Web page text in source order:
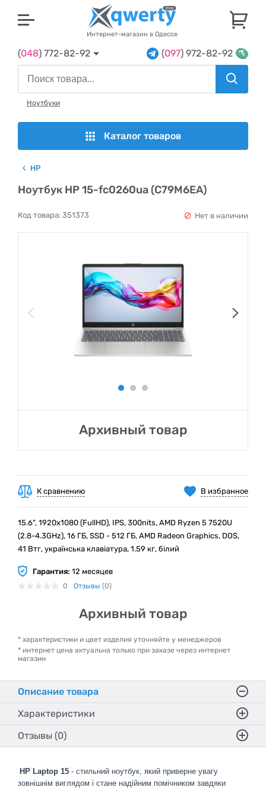
Интернет-магазин в Одессе
(048) 772-82-92 (097) 972-82-92
Ноутбуки
Каталог товаров
HP
Ноутбук HP 15-fc0260ua (C79M6EA)
Код товара: 351373 Нет в наличии
Архивный товар
В избранное
К сравнению
15.6", 1920х1080 (FullHD), IPS, 300nits, AMD Ryzen 5 7520U
(2.8-4.3GHz), 16 ГБ, SSD - 512 ГБ, AMD Radeon Graphics, DOS,
41 Втг, українська клавіатура, 1.59 кг, білий
Гарантия: 12 месяцев
0 Отзывы (0)
Архивный товар
* характеристики и цвет изделия уточняйте у менеджеров
* интернет цена актуальна только при заказе через интернет
магазин
Описание товара
Характеристики
Отзывы (0)
HP Laptop 15 - стильний ноутбук, який приверне увагу
зовнішнім виглядом і стане надійним помічником завдяки